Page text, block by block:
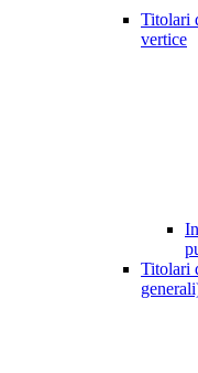
Titolari
vertice
Titolari